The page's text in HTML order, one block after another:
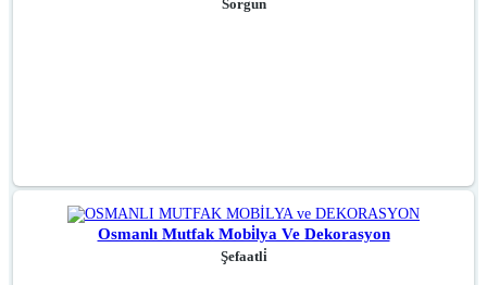
Sorgun
Osmanlı Mutfak Mobi̇lya Ve Dekorasyon
Şefaatli̇